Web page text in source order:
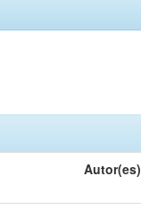
Autor(es)